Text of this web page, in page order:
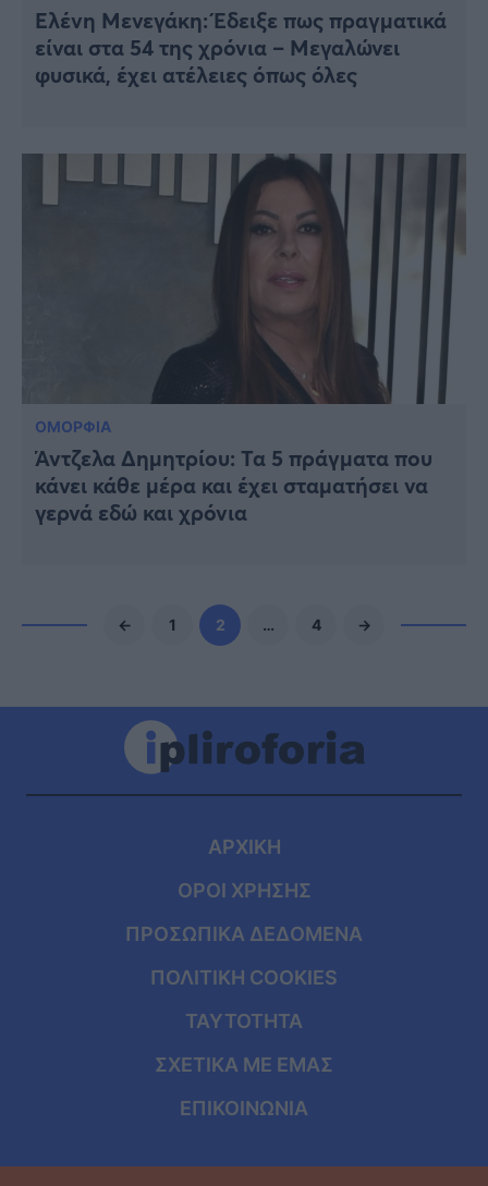
Ελένη Μενεγάκη: Έδειξε πως πραγματικά
είναι στα 54 της χρόνια – Μεγαλώνει
φυσικά, έχει ατέλειες όπως όλες
ΟΜΟΡΦΙΑ
Άντζελα Δημητρίου: Τα 5 πράγματα που
κάνει κάθε μέρα και έχει σταματήσει να
γερνά εδώ και χρόνια
← 1 2 … 4 →
ΑΡΧΙΚΗ
ΟΡΟΙ ΧΡΗΣΗΣ
ΠΡΟΣΩΠΙΚΑ ΔΕΔΟΜΕΝΑ
ΠΟΛΙΤΙΚΗ COOKIES
ΤΑΥΤΟΤΗΤΑ
ΣΧΕΤΙΚΑ ΜΕ ΕΜΑΣ
ΕΠΙΚΟΙΝΩΝΙΑ